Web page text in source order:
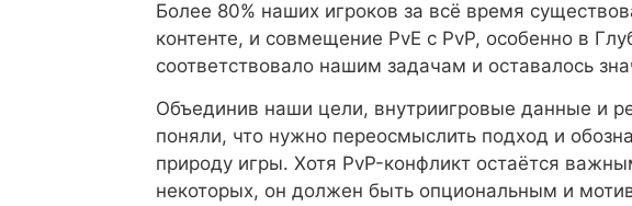
Более 80% наших игроков за всё время
контенте, и совмещение PvE с PvP, особенно в
соответствовало нашим задачам и оставалось
Объединив наши цели, внутриигровые данные и
поняли, что нужно переосмыслить подход и
природу игры. Хотя PvP-конфликт остаётся
некоторых, он должен быть опциональным и